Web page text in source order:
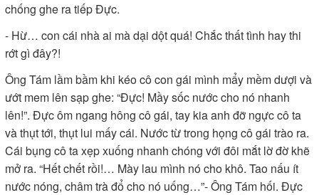
chống ghe ra tiếp Đực.
- Hừ… con cái nhà ai mà dại dột quá! Chắc thất tình hay thi
rớt gì đây?!
Ông Tám lầm bầm khi kéo cô con gái mình mẩy mềm dượi và
ướt mem lên sạp ghe: “Đực! Mầy sốc nước cho nó nhanh
lên!”. Đực ôm ngang hông cô gái, tay kia anh đỡ ngực cô ta
và thụt tới, thụt lui mấy cái. Nước từ trong họng cô gái trào ra.
Cái bụng cô ta xẹp xuống nhanh chóng với đôi mắt lờ đờ khẽ
mở ra. “Hết chết rồi!… Mày lau mình nó cho khô. Tao nấu ít
nước nóng, châm trà đổ cho nó uống…”- Ông Tám hối. Đực